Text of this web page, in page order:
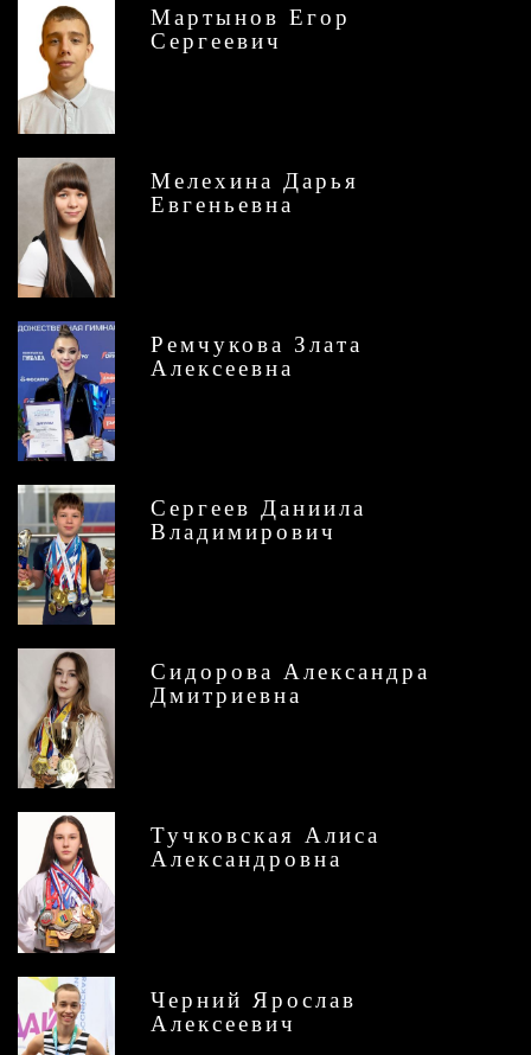
Мартынов Егор
Сергеевич
Мелехина Дарья
Евгеньевна
Ремчукова Злата
Алексеевна
Сергеев Даниила
Владимирович
Сидорова Александра
Дмитриевна
Тучковская Алиса
Александровна
Черний Ярослав
Алексеевич